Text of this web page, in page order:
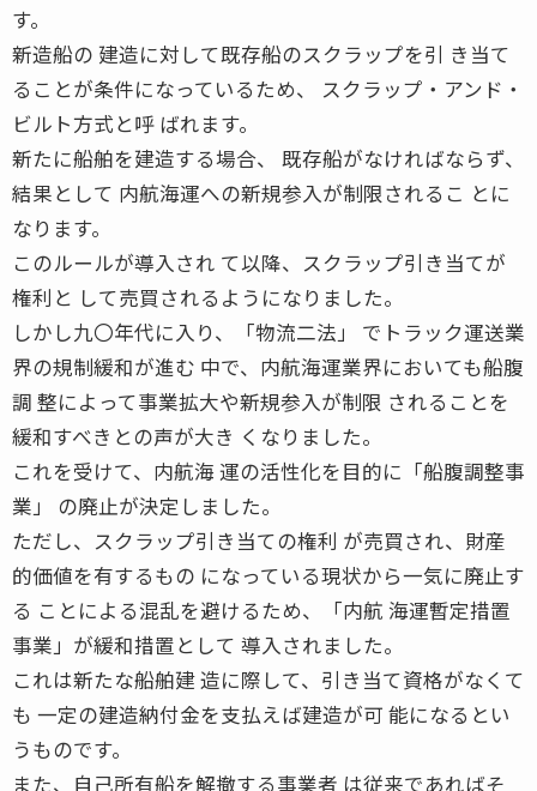
す。
新造船の 建造に対して既存船のスクラップを引 き当て
ることが条件になっているため、 スクラップ・アンド・
ビルト方式と呼 ばれます。
新たに船舶を建造する場合、 既存船がなければならず、
結果として 内航海運への新規参入が制限されるこ とに
なります。
このルールが導入され て以降、スクラップ引き当てが
権利と して売買されるようになりました。
しかし九〇年代に入り、「物流二法」 でトラック運送業
界の規制緩和が進む 中で、内航海運業界においても船腹
調 整によって事業拡大や新規参入が制限 されることを
緩和すべきとの声が大き くなりました。
これを受けて、内航海 運の活性化を目的に「船腹調整事
業」 の廃止が決定しました。
ただし、スクラップ引き当ての権利 が売買され、財産
的価値を有するもの になっている現状から一気に廃止す
る ことによる混乱を避けるため、「内航 海運暫定措置
事業」が緩和措置として 導入されました。
これは新たな船舶建 造に際して、引き当て資格がなくて
も 一定の建造納付金を支払えば建造が可 能になるとい
うものです。
また、自己所有船を解撤する事業者 は従来であればそ